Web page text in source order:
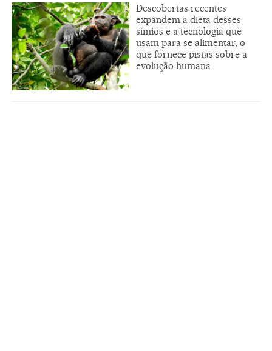
Descobertas recentes
expandem a dieta desses
símios e a tecnologia que
usam para se alimentar, o
que fornece pistas sobre a
evolução humana